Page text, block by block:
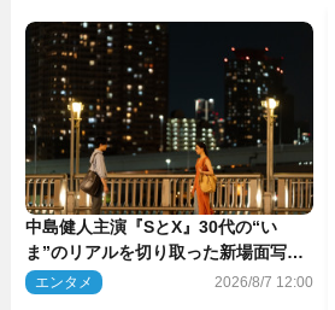
中島健人主演『SとX』30代の“い
ま”のリアルを切り取った新場面写真
5点解禁
エンタメ 2026/8/7 12:00